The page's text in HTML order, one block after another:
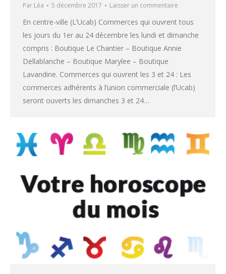
Par Léa 5 décembre 2017 Laisser un commentaire
En centre-ville (L’Ucab) Commerces qui ouvrent tous
les jours du 1er au 24 décembre les lundi et dimanche
compris : Boutique Le Chantier – Boutique Annie
Dellablanche – Boutique Marylee – Boutique
Lavandine. Commerces qui ouvrent les 3 et 24 : Les
commerces adhérents à l’union commerciale (l’Ucab)
seront ouverts les dimanches 3 et 24…